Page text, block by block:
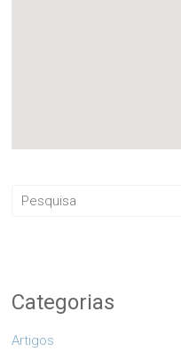
Categorias
Artigos